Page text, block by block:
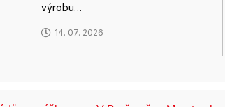
výrobu…
14. 07. 2026